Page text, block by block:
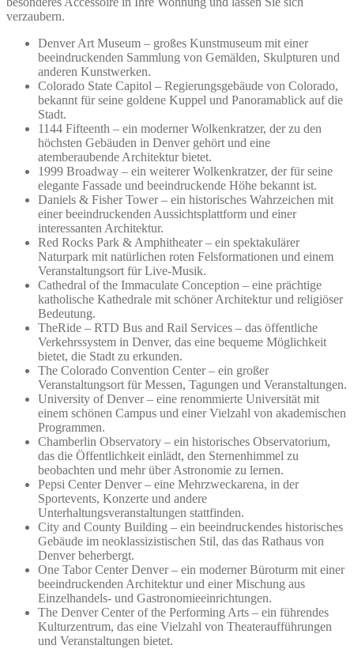
verzaubern.
Denver Art Museum – großes Kunstmuseum mit einer
beeindruckenden Sammlung von Gemälden, Skulpturen und
anderen Kunstwerken.
Colorado State Capitol – Regierungsgebäude von Colorado,
bekannt für seine goldene Kuppel und Panoramablick auf die
Stadt.
1144 Fifteenth – ein moderner Wolkenkratzer, der zu den
höchsten Gebäuden in Denver gehört und eine
atemberaubende Architektur bietet.
1999 Broadway – ein weiterer Wolkenkratzer, der für seine
elegante Fassade und beeindruckende Höhe bekannt ist.
Daniels & Fisher Tower – ein historisches Wahrzeichen mit
einer beeindruckenden Aussichtsplattform und einer
interessanten Architektur.
Red Rocks Park & Amphitheater – ein spektakulärer
Naturpark mit natürlichen roten Felsformationen und einem
Veranstaltungsort für Live-Musik.
Cathedral of the Immaculate Conception – eine prächtige
katholische Kathedrale mit schöner Architektur und religiöser
Bedeutung.
TheRide – RTD Bus and Rail Services – das öffentliche
Verkehrssystem in Denver, das eine bequeme Möglichkeit
bietet, die Stadt zu erkunden.
The Colorado Convention Center – ein großer
Veranstaltungsort für Messen, Tagungen und Veranstaltungen.
University of Denver – eine renommierte Universität mit
einem schönen Campus und einer Vielzahl von akademischen
Programmen.
Chamberlin Observatory – ein historisches Observatorium,
das die Öffentlichkeit einlädt, den Sternenhimmel zu
beobachten und mehr über Astronomie zu lernen.
Pepsi Center Denver – eine Mehrzweckarena, in der
Sportevents, Konzerte und andere
Unterhaltungsveranstaltungen stattfinden.
City and County Building – ein beeindruckendes historisches
Gebäude im neoklassizistischen Stil, das das Rathaus von
Denver beherbergt.
One Tabor Center Denver – ein moderner Büroturm mit einer
beeindruckenden Architektur und einer Mischung aus
Einzelhandels- und Gastronomieeinrichtungen.
The Denver Center of the Performing Arts – ein führendes
Kulturzentrum, das eine Vielzahl von Theateraufführungen
und Veranstaltungen bietet.